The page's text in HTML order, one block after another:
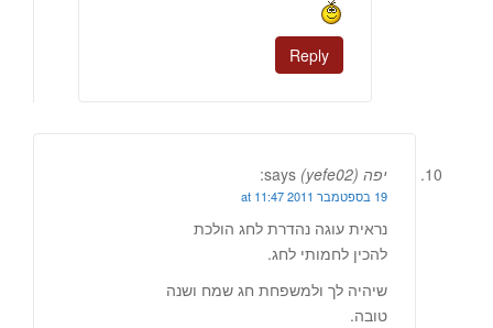
Reply
יפה (yefe02) says:
19 בספטמבר 2011 at 11:47
נראית עוגה נהדרת לחג הולכת
להכין לחמותי לחג.
שיהיה לך ולמשפחת חג שמח ושנה
טובה.